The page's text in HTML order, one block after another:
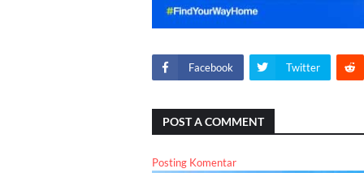
Facebook Twitter
POST A COMMENT
Posting Komentar